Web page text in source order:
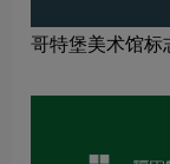
哥特堡美术馆标